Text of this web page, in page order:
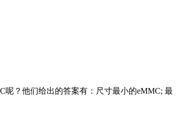
？他们给出的答案有：尺寸最小的eMMC; 最